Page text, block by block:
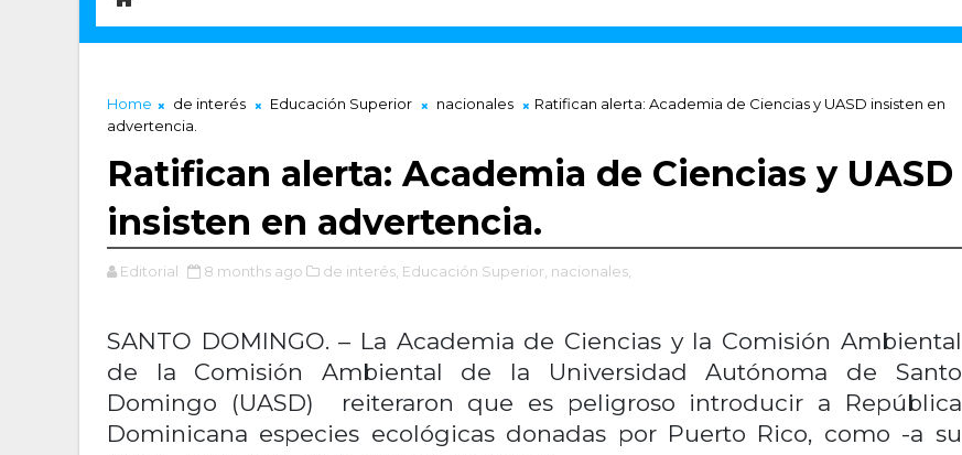
Home de interés Educación Superior nacionales
Ratifican alerta: Academia de Ciencias y UASD insisten en
advertencia.
Ratifican alerta: Academia de Ciencias y UASD
insisten en advertencia.
Editorial 8 months ago de interés, Educación Superior, nacionales,
SANTO DOMINGO. – La Academia de Ciencias y la Comisión Ambiental
de la Comisión Ambiental de la Universidad Autónoma de Santo
Domingo (UASD) reiteraron que es peligroso introducir a República
Dominicana especies ecológicas donadas por Puerto Rico, como -a su